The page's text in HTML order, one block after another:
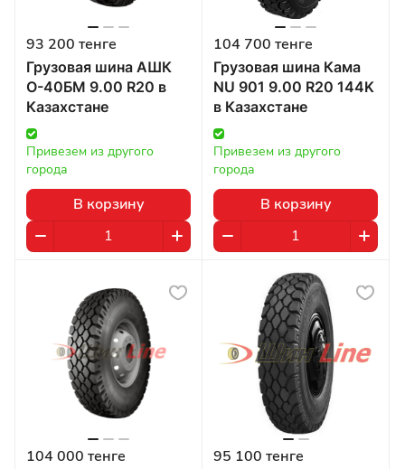
93 200 тенге
Грузовая шина АШК
О-40БМ 9.00 R20 в
Казахстане
Привезем из другого
города
В корзину
104 700 тенге
Грузовая шина Кама
NU 901 9.00 R20 144K
в Казахстане
Привезем из другого
города
В корзину
104 000 тенге 95 100 тенге